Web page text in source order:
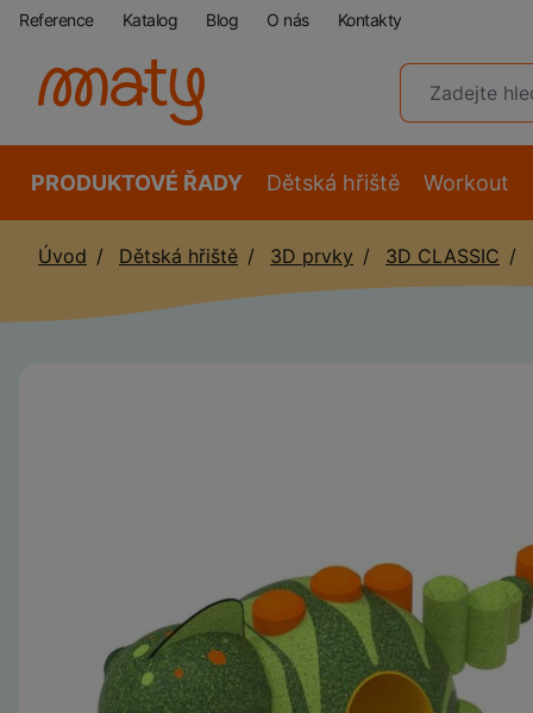
Reference Katalog Blog O nás Kontakty
PRODUKTOVÉ ŘADY Dětská hřiště Workout
Úvod Dětská hřiště 3D prvky 3D CLASSIC